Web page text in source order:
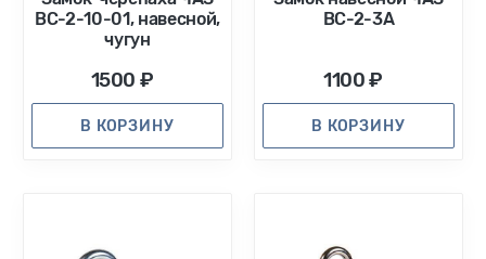
ВС-2-10-01, навесной,
чугун
1500 ₽
В КОРЗИНУ
ВС-2-3А
1100 ₽
В КОРЗИНУ